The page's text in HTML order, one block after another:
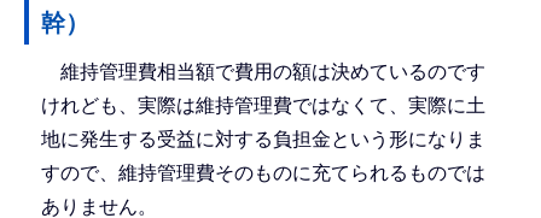
幹）
維持管理費相当額で費用の額は決めているのです
けれども、実際は維持管理費ではなくて、実際に土
地に発生する受益に対する負担金という形になりま
すので、維持管理費そのものに充てられるものでは
ありません。